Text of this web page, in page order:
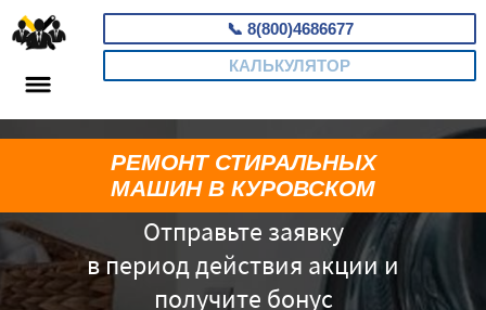
📞 8(800)4686677
КАЛЬКУЛЯТОР
Отправьте заявку
в период действия акции и
получите бонус
РЕМОНТ СТИРАЛЬНЫХ
МАШИН В КУРОВСКОМ